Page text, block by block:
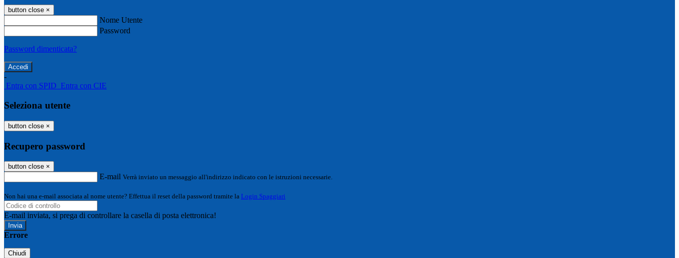
button close ×
Nome Utente
Password
Password dimenticata?
-
Entra con SPID Entra con CIE
Seleziona utente
button close ×
Recupero password
button close ×
E-mail Verrà inviato un messaggio all'indirizzo indicato con le istruzioni necessarie.
Non hai una e-mail associata al nome utente? Effettua il reset della password tramite la Login Spaggiari
E-mail inviata, si prega di controllare la casella di posta elettronica!
Errore
Chiudi